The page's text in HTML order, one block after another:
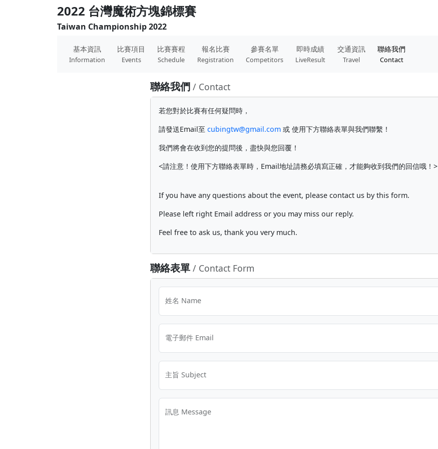
2022 台灣魔術方塊錦標賽
Taiwan Championship 2022
基本資訊
Information
比賽項目
Events
比賽賽程
Schedule
報名比賽
Registration
參賽名單
Competitors
即時成績
LiveResult
交通資訊
Travel
聯絡我們
Contact
聯絡我們 / Contact
若您對於比賽有任何疑問時，
請發送Email至 cubingtw@gmail.com 或 使用下方聯絡表單與我們聯繫！
我們將會在收到您的提問後，盡快與您回覆！
<請注意！使用下方聯絡表單時，Email地址請務必填寫正確，才能夠收到我們的回信哦！>
If you have any questions about the event, please contact us by this form.
Please left right Email address or you may miss our reply.
Feel free to ask us, thank you very much.
聯絡表單 / Contact Form
姓名 Name
電子郵件 Email
主旨 Subject
訊息 Message